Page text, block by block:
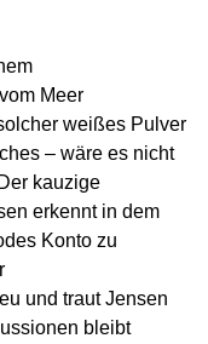
Meer
weißes Pulver
– wäre es nicht
kauzige
erkennt in dem
Konto zu
und traut Jensen
bleibt